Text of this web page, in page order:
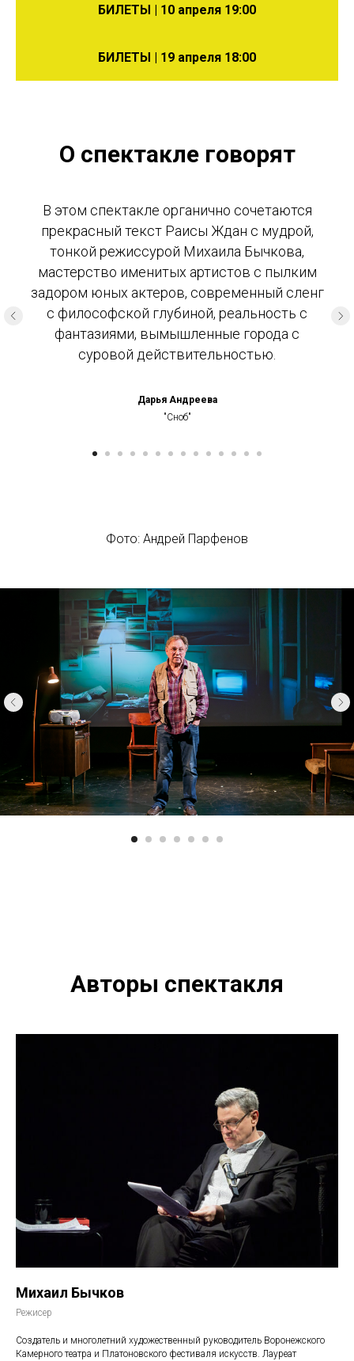
БИЛЕТЫ | 10 апреля 19:00
БИЛЕТЫ | 19 апреля 18:00
О спектакле говорят
В этом спектакле органично сочетаются
прекрасный текст Раисы Ждан с мудрой,
тонкой режиссурой Михаила Бычкова,
мастерство именитых артистов с пылким
задором юных актеров, современный сленг
с философской глубиной, реальность с
фантазиями, вымышленные города с
суровой действительностью.
Дарья Андреева
"Сноб"
Фото: Андрей Парфенов
Авторы спектакля
Михаил Бычков
Режисер
Создатель и многолетний художественный руководитель Воронежского
Камерного театра и Платоновского фестиваля искусств. Лауреат